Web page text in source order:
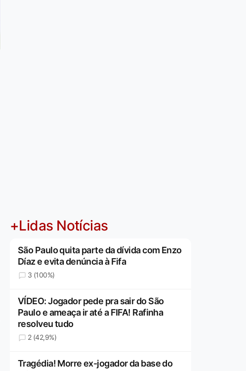
+Lidas Notícias
São Paulo quita parte da dívida com Enzo
Díaz e evita denúncia à Fifa
3 (100%)
VÍDEO: Jogador pede pra sair do São
Paulo e ameaça ir até a FIFA! Rafinha
resolveu tudo
2 (42,9%)
Tragédia! Morre ex-jogador da base do